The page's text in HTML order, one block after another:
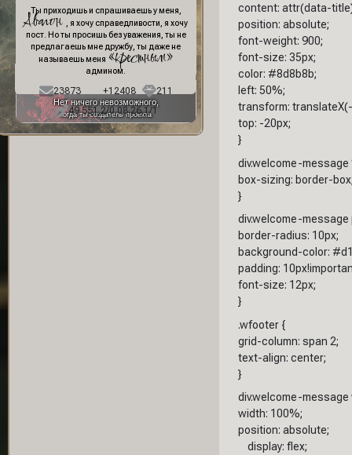
Нет ничего невозможного,
когда ты создатель проекта
Ты приходишь и спрашиваешь у меня,
Авалон
, я хочу справедливости, я хочу
пост. Но ты просишь без уважения, ты не
предлагаешь мне дружбу, ты даже не
называешь меня «крестным»
админом.
23873 +12408
211
49 551,2/0 08.26,1/1
content: attr(data-
position: absolute;
font-weight: 900;
font-size: 35px;
color: #8d8b8b;
left: 50%;
transform:
top: -20px;
}
div.welcome-message
box-sizing: border-
}
div.welcome-message
border-radius: 10px;
background-color:
padding:
font-size: 12px;
}
.wfooter {
grid-column: span 2;
text-align: center;
}
div.welcome-message
width: 100%;
position: absolute;
display: flex;